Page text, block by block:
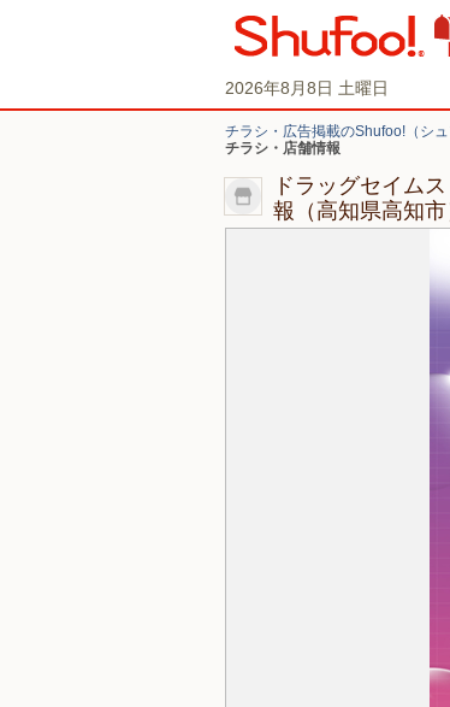
2026年8月8日 土曜日
チラシ・広告掲載のShufoo!（シュ
チラシ・店舗情報
ドラッグセイム
報（高知県高知市